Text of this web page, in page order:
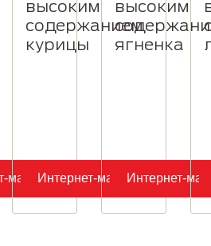
магазин
высоким
содержанием
курицы
Интернет-магазин
высоким
ягненка
Интернет-